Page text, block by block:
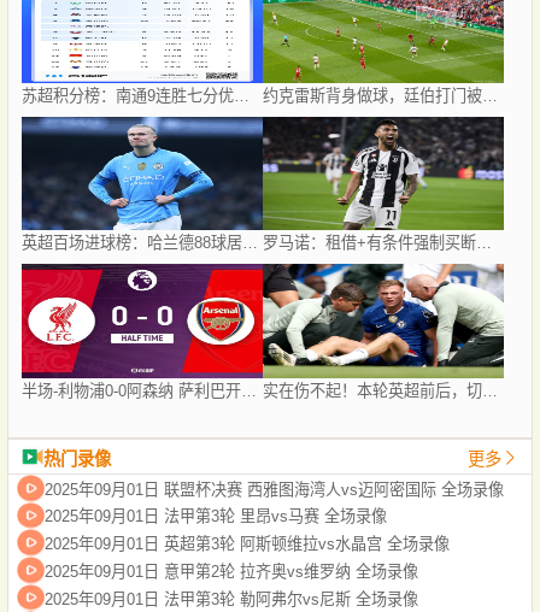
英超百场进球榜：哈兰德88球居首，希勒79球次席，范尼第三 罗马诺：租借+有条件强制买断，尤文冈萨雷斯转会马竞接近达协议
热门录像 更多
2025年09月01日 联盟杯决赛 西雅图海湾人vs迈阿密国际 全场录像
2025年09月01日 法甲第3轮 里昂vs马赛 全场录像
2025年09月01日 英超第3轮 阿斯顿维拉vs水晶宫 全场录像
2025年09月01日 意甲第2轮 拉齐奥vs维罗纳 全场录像
2025年09月01日 法甲第3轮 勒阿弗尔vs尼斯 全场录像